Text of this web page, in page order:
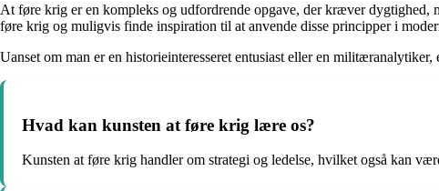
At føre krig er en kompleks og udfordrende opgave, der kræver dygtighed,
føre krig og muligvis finde inspiration til at anvende disse principper i
Uanset om man er en historieinteresseret entusiast eller en
Hvad kan kunsten at føre krig lære os?
Kunsten at føre krig handler om strategi og ledelse, hvilket også kan